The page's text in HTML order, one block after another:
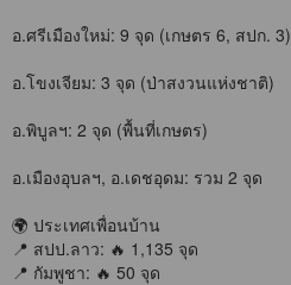
อ.ศรีเมืองใหม่: 9 จุด (เกษตร 6, สปก. 3)
อ.โขงเจียม: 3 จุด (ป่าสงวนแห่งชาติ)
อ.พิบูลฯ: 2 จุด (พื้นที่เกษตร)
อ.เมืองอุบลฯ, อ.เดชอุดม: รวม 2 จุด
🌍 ประเทศเพื่อนบ้าน
📍 สปป.ลาว: 🔥 1,135 จุด
📍 กัมพูชา: 🔥 50 จุด